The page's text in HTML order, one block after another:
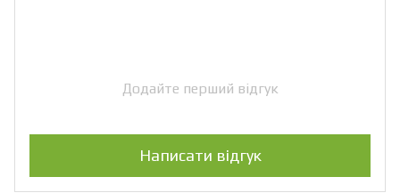
Додайте перший відгук
Написати відгук